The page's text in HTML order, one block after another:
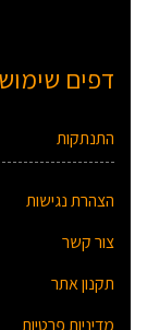
דפים
התנתקות
הצהרת נגישות
צור קשר
תקנון אתר
מדיניות פרטיות